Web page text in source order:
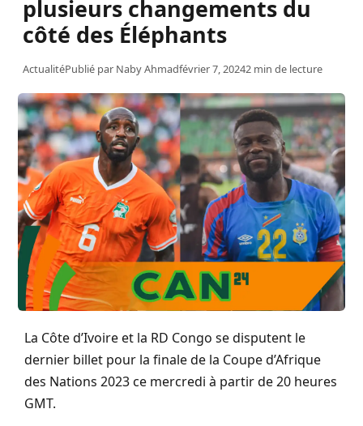
plusieurs changements du
côté des Éléphants
ActualitéPublié par Naby Ahmadfévrier 7, 20242 min de lecture
La Côte d’Ivoire et la RD Congo se disputent le
dernier billet pour la finale de la Coupe d’Afrique
des Nations 2023 ce mercredi à partir de 20 heures
GMT.